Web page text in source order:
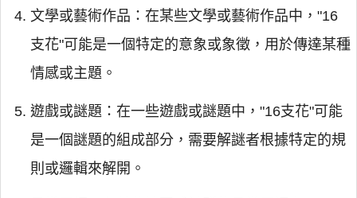
文學或藝術作品：在某些文學或藝術作品中，"16
支花"可能是一個特定的意象或象徵，用於傳達某種
情感或主題。
遊戲或謎題：在一些遊戲或謎題中，"16支花"可能
是一個謎題的組成部分，需要解謎者根據特定的規
則或邏輯來解開。